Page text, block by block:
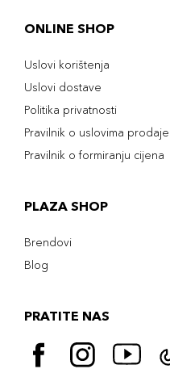
ONLINE SHOP
Uslovi korištenja
Uslovi dostave
Politika privatnosti
Pravilnik o uslovima prodaje
Pravilnik o formiranju cijena
PLAZA SHOP
Brendovi
Blog
PRATITE NAS